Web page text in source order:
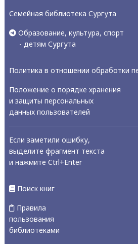
Семейная библиотека Сургута
Образование, культура, спорт
- детям Сургута
Политика в отношении обработки
Положение о порядке хранения
и защиты персональных
данных пользователей
Если заметили ошибку,
выделите фрагмент текста
и нажмите Ctrl+Enter
Поиск книг
Правила
пользования
библиотеками